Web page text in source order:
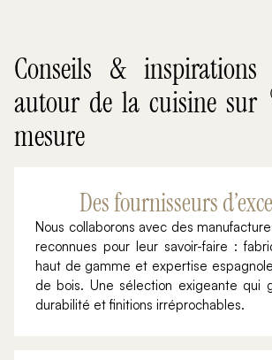
Conseils & inspirations
autour de la cuisine sur
mesure
Des fournisseurs
Nous collaborons avec des
reconnues pour leur savoir-faire :
haut de gamme et expertise
de bois. Une sélection exigeante qui
durabilité et finitions irréprochables.